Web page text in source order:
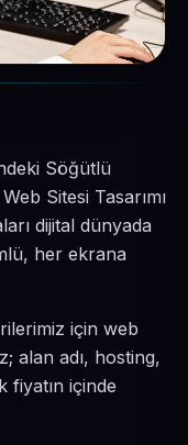
Söğütlü
Sitesi Tasarımı
dijital dünyada
her ekrana
için web
alan adı, hosting,
fiyatın içinde